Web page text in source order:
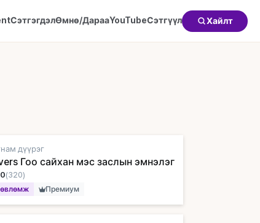
СэтгэгдэлӨмнө/ДарааYouTubeСэтгүүл Хайлт
дүүрэг
Гоо сайхан мэс заслын эмнэлэг
(320)
Премиум